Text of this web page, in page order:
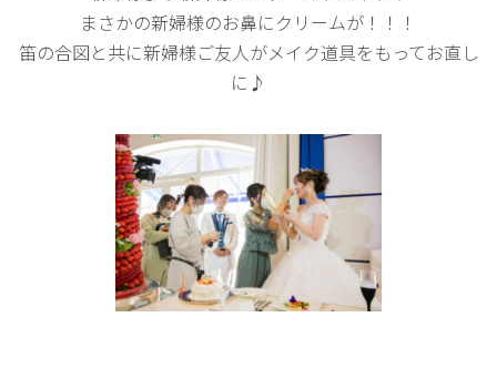
まさかの新婦様のお鼻にクリームが！！！
笛の合図と共に新婦様ご友人がメイク道具をもってお直し
に♪